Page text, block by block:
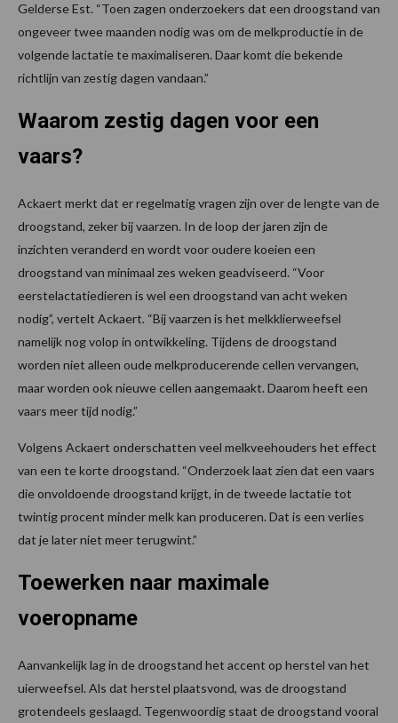
Gelderse Est. “Toen zagen onderzoekers dat een droogstand van
ongeveer twee maanden nodig was om de melkproductie in de
volgende lactatie te maximaliseren. Daar komt die bekende
richtlijn van zestig dagen vandaan.”
Waarom zestig dagen voor een
vaars?
Ackaert merkt dat er regelmatig vragen zijn over de lengte van de
droogstand, zeker bij vaarzen. In de loop der jaren zijn de
inzichten veranderd en wordt voor oudere koeien een
droogstand van minimaal zes weken geadviseerd. “Voor
eerstelactatiedieren is wel een droogstand van acht weken
nodig”, vertelt Ackaert. “Bij vaarzen is het melkklierweefsel
namelijk nog volop in ontwikkeling. Tijdens de droogstand
worden niet alleen oude melkproducerende cellen vervangen,
maar worden ook nieuwe cellen aangemaakt. Daarom heeft een
vaars meer tijd nodig.”
Volgens Ackaert onderschatten veel melkveehouders het effect
van een te korte droogstand. “Onderzoek laat zien dat een vaars
die onvoldoende droogstand krijgt, in de tweede lactatie tot
twintig procent minder melk kan produceren. Dat is een verlies
dat je later niet meer terugwint.”
Toewerken naar maximale
voeropname
Aanvankelijk lag in de droogstand het accent op herstel van het
uierweefsel. Als dat herstel plaatsvond, was de droogstand
grotendeels geslaagd. Tegenwoordig staat de droogstand vooral